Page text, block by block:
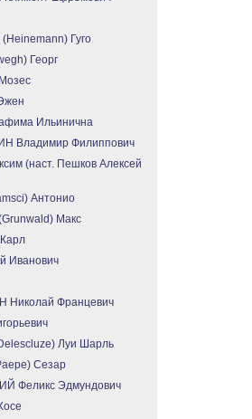
Гуго
Георг
Ильинична
Владимир Филиппович
(наст. Пешков Алексей
Антонио
Макс
Иванович
Францевич
Луи Шарль
Сезар
Феликс Эдмундович